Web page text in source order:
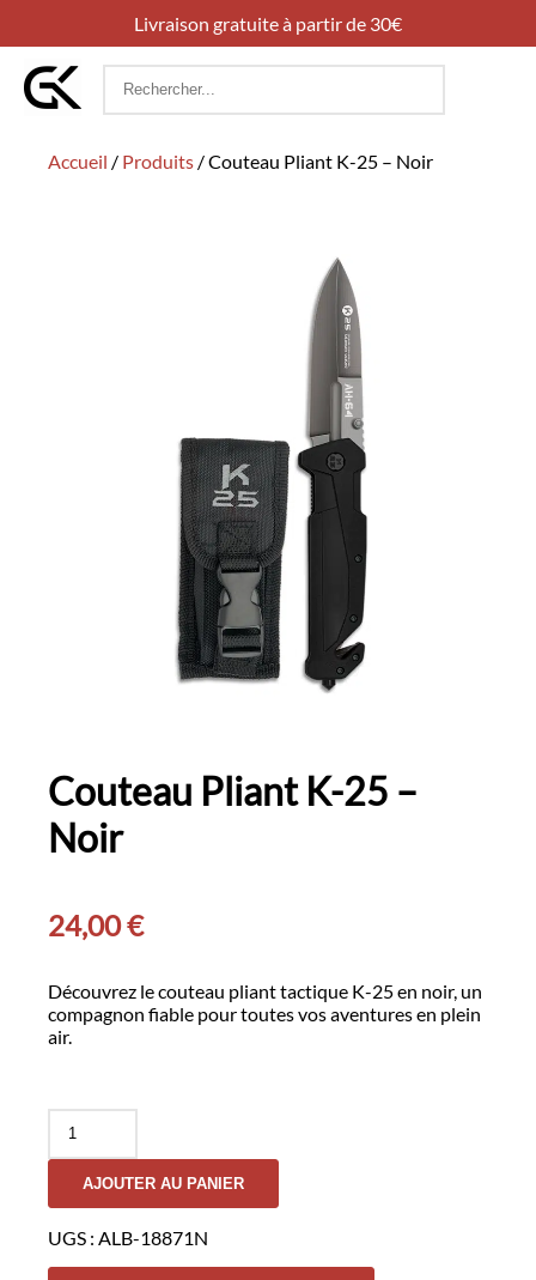
Livraison gratuite à partir de 30€
Rechercher
Accueil / Produits /Couteau Pliant K-25 – Noir
Couteau Pliant K-25 –
Noir
24,00€
Découvrez le couteau pliant tactique K-25 en noir, un
compagnon fiable pour toutes vos aventures en plein
air.
quantité
Couteau
Pliant
K-
25
AJOUTER AU PANIER
UGS : ALB-18871N